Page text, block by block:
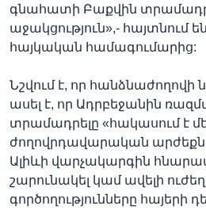
գնահատի Բաքվին
աջակցություն»,- հայտնում
հայկական համագումարից:
Նշվում է, որ
ասել է, որ Ադրբեջանին
տրամադրելը «հակասում է
ժողովրդավարական
Ալիևի վարչակարգին
շարունակել կամ ավելի
գործողությունները հայերի